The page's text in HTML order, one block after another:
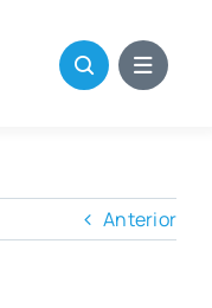
Anterior